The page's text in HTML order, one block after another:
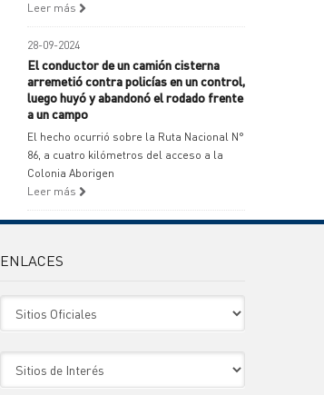
Leer más
28-09-2024
El conductor de un camión cisterna
arremetió contra policías en un control,
luego huyó y abandonó el rodado frente
a un campo
El hecho ocurrió sobre la Ruta Nacional N°
86, a cuatro kilómetros del acceso a la
Colonia Aborigen
Leer más
ENLACES